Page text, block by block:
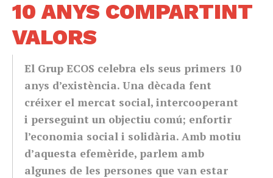
10 ANYS COMPARTINT
VALORS
El Grup ECOS celebra els seus primers 10
anys d’existència. Una dècada fent
créixer el mercat social, intercooperant
i perseguint un objectiu comú; enfortir
l’economia social i solidària. Amb motiu
d’aquesta efemèride, parlem amb
algunes de les persones que van estar